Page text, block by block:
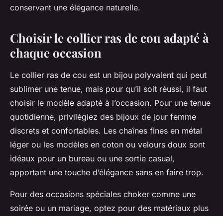
conservant une élégance naturelle.
Choisir le collier ras de cou adapté à
chaque occasion
Le collier ras de cou est un bijou polyvalent qui peut
sublimer une tenue, mais pour qu’il soit réussi, il faut
choisir le modèle adapté à l’occasion. Pour une tenue
quotidienne, privilégiez des bijoux de jour femme
discrets et confortables. Les chaînes fines en métal
léger ou les modèles en coton ou velours doux sont
idéaux pour un bureau ou une sortie casual,
apportant une touche d’élégance sans en faire trop.
Pour des occasions spéciales choker comme une
soirée ou un mariage, optez pour des matériaux plus